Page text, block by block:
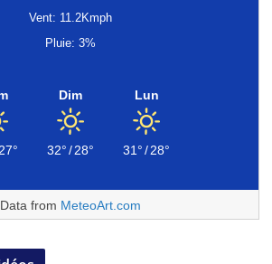
Vent: 11.2Kmph
Pluie: 3%
27°
Dim
32°/28°
Lun
31°/28°
Data from MeteoArt.com